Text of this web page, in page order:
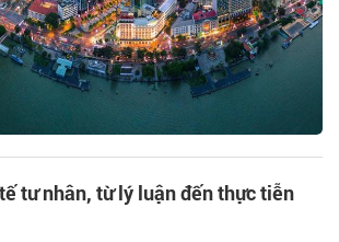
tư nhân, từ lý luận đến thực tiễn